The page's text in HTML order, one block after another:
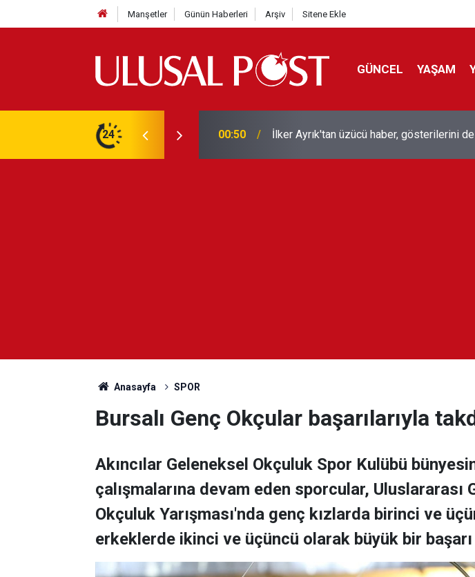
Manşetler Günün Haberleri Arşiv Sitene Ekle
GÜNCEL YAŞAM
24 00:39
Liverpool efsanesi Mısırlı yıldız
Yarın geliyor
Anasayfa SPOR
Bursalı Genç Okçular başarılarıyla
Akıncılar Geleneksel Okçuluk Spor Kulübü
çalışmalarına devam eden sporcular, Uluslararası
Okçuluk Yarışması'nda genç kızlarda birinci ve
erkeklerde ikinci ve üçüncü olarak büyük bir